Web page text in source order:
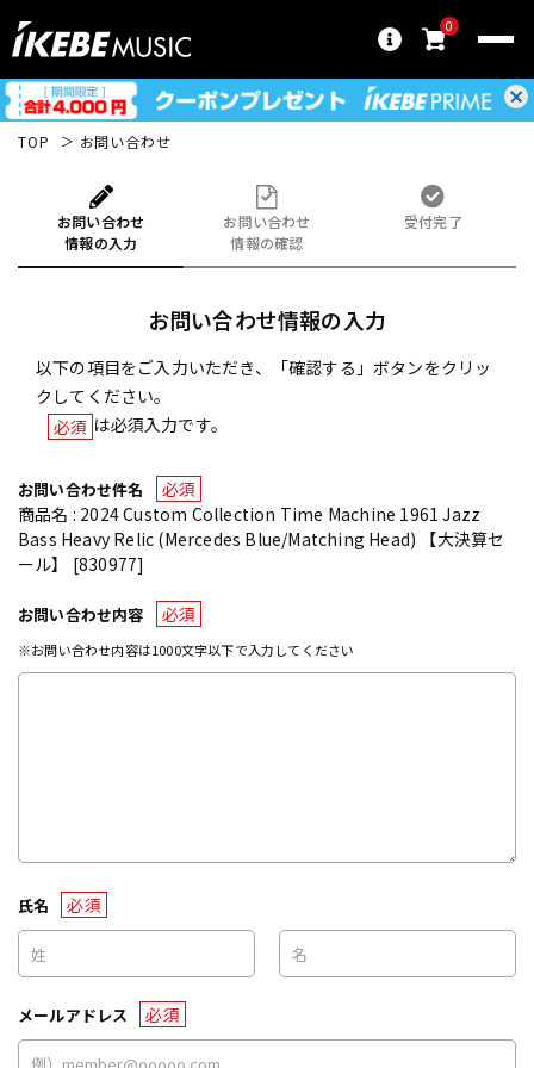
0
TOP お問い合わせ
お問い合わせ
情報の入力
お問い合わせ
情報の確認
受付完了
お問い合わせ情報の入力
以下の項目をご入力いただき、「確認する」ボタンをクリッ
クしてください。
必須 は必須入力です。
お問い合わせ件名
必須
商品名 : 2024 Custom Collection Time Machine 1961 Jazz
Bass Heavy Relic (Mercedes Blue/Matching Head) 【大決算セ
ール】 [830977]
お問い合わせ内容 必須
※お問い合わせ内容は1000文字以下で入力してください
氏名 必須
メールアドレス 必須